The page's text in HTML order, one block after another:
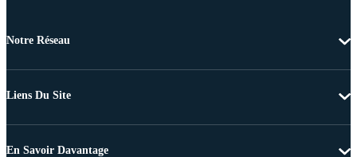
Notre Réseau
Liens Du Site
En Savoir Davantage